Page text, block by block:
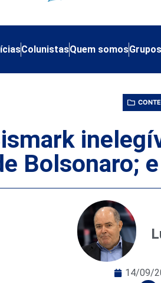
ColunistasQuem somos
Bolsonaro;
14/09/